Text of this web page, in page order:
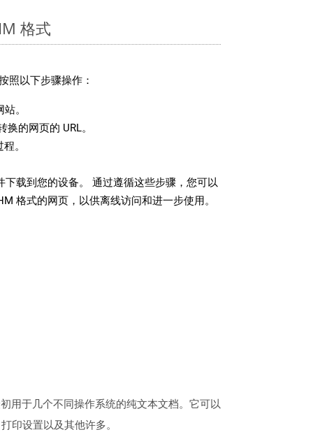
格式
照以下步骤操作：
站。
的网页的 URL。
。
下载到您的设备。 通过遵循这些步骤，您可以
格式的网页，以供离线访问和进一步使用。
用于几个不同操作系统的纯文本文档。它可以
印设置以及其他许多。